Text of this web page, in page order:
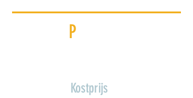
P
Kostprijs